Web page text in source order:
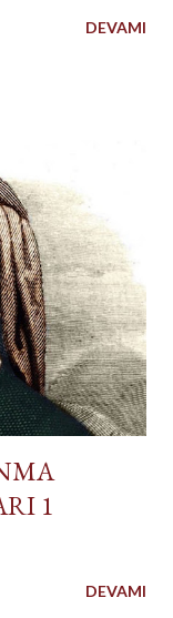
DEVAMI
1
DEVAMI